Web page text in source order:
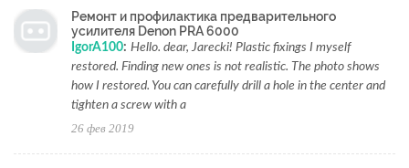
Ремонт и профилактика предварительного
усилителя Denon PRA 6000
IgorA100: Hello. dear, Jarecki! Plastic fixings I myself
restored. Finding new ones is not realistic. The photo shows
how I restored. You can carefully drill a hole in the center and
tighten a screw with a
26 фев 2019